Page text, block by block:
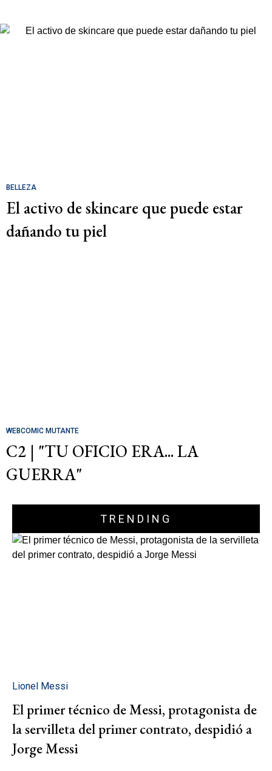
BELLEZA
El activo de skincare que puede estar
dañando tu piel
WEBCOMIC MUTANTE
C2 | "TU OFICIO ERA... LA
GUERRA"
TRENDING
Lionel Messi
El primer técnico de Messi, protagonista de
la servilleta del primer contrato, despidió a
Jorge Messi